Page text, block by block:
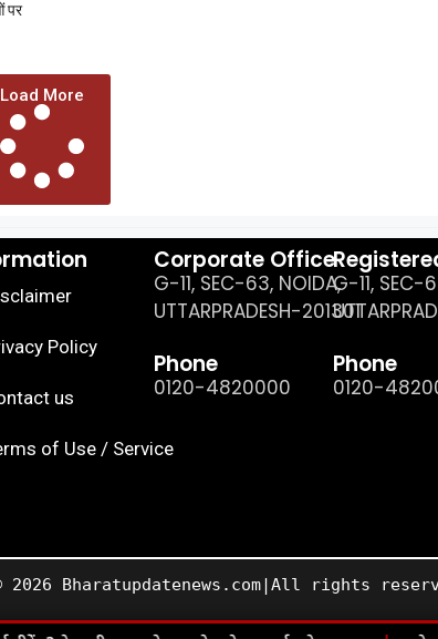
पर
Load More
Policy
us
of Use / Service
Corporate Office
G-11, SEC-63, NOIDA,
UTTARPRADESH-201301
Phone
0120-4820000
G-11, SEC-
Phone
0120-
2026 Bharatupdatenews.com|All rights